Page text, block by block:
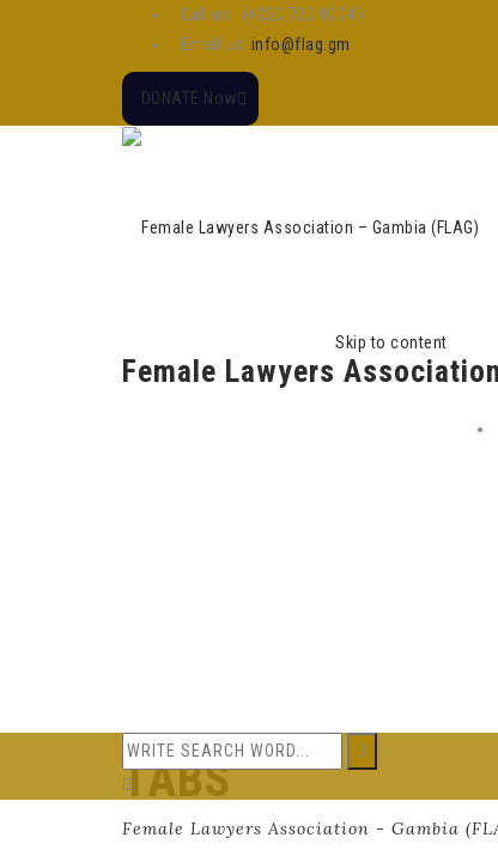
Call us : (+220 720 0004 )
Email us: info@flag.gm
DONATE Now
Female Lawyers
Skip to content
TABS
Female Lawyers Association - Gambia